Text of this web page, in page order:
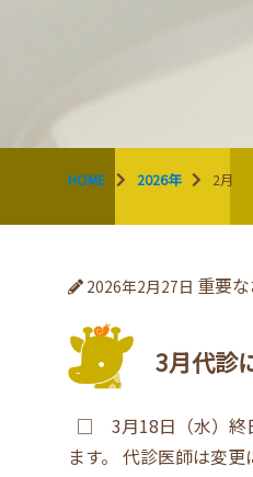
HOME 2026年 2月
2026年2月27日 重要
3月代診
□ 3月18日（水）
ます。 代診医師は変